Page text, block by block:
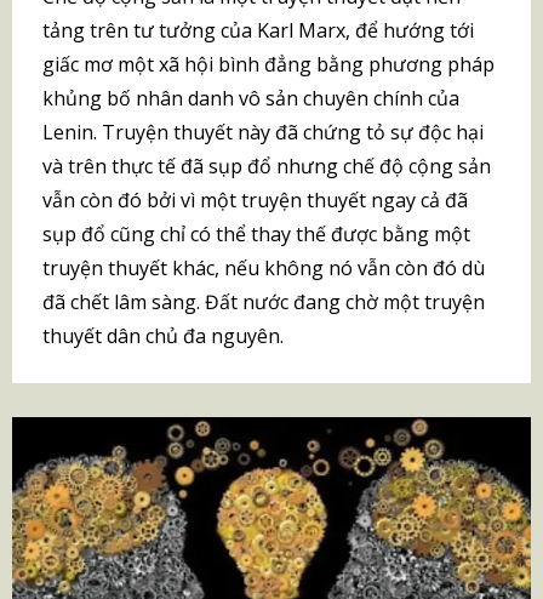
tảng trên tư tưởng của Karl Marx, để hướng tới
giấc mơ một xã hội bình đẳng bằng phương pháp
khủng bố nhân danh vô sản chuyên chính của
Lenin. Truyện thuyết này đã chứng tỏ sự độc hại
và trên thực tế đã sụp đổ nhưng chế độ cộng sản
vẫn còn đó bởi vì một truyện thuyết ngay cả đã
sụp đổ cũng chỉ có thể thay thế được bằng một
truyện thuyết khác, nếu không nó vẫn còn đó dù
đã chết lâm sàng. Đất nước đang chờ một truyện
thuyết dân chủ đa nguyên.